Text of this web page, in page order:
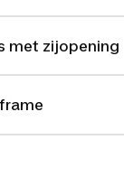
met zijopening